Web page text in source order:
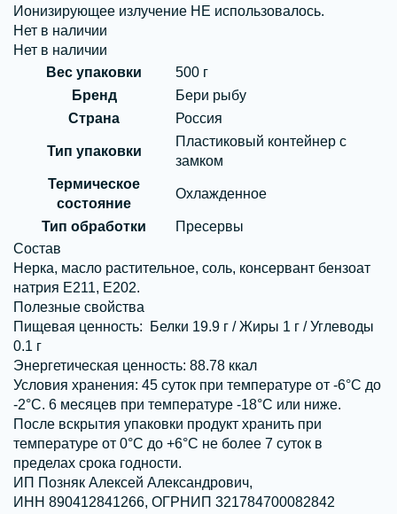
Ионизирующее излучение НЕ использовалось.
Нет в наличии
Нет в наличии
Вес упаковки
500 г
Бренд
Бери рыбу
Страна
Россия
Тип упаковки
Пластиковый контейнер с
замком
Термическое
состояние
Охлажденное
Тип обработки
Пресервы
Состав
Нерка, масло растительное, соль, консервант бензоат
натрия Е211, Е202.
Полезные свойства
Пищевая ценность:
Белки 19.9 г / Жиры 1 г / Углеводы
0.1 г
Энергетическая ценность: 88.78 ккал
Условия хранения: 45 суток при температуре от -6°С до
-2°С. 6 месяцев при температуре -18°С или ниже.
После вскрытия упаковки продукт хранить при
температуре от 0°С до +6°С не более 7 суток в
пределах срока годности.
ИП Позняк Алексей Александрович,
ИНН 890412841266, ОГРНИП 321784700082842